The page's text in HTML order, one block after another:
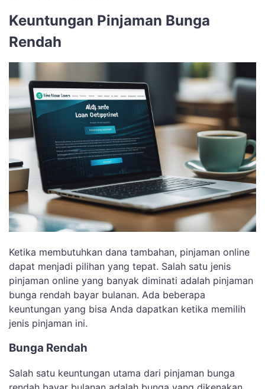
Keuntungan Pinjaman Bunga
Rendah
Ketika membutuhkan dana tambahan, pinjaman online
dapat menjadi pilihan yang tepat. Salah satu jenis
pinjaman online yang banyak diminati adalah pinjaman
bunga rendah bayar bulanan. Ada beberapa
keuntungan yang bisa Anda dapatkan ketika memilih
jenis pinjaman ini.
Bunga Rendah
Salah satu keuntungan utama dari pinjaman bunga